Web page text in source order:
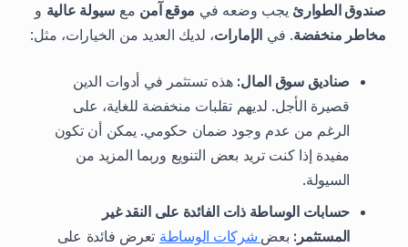
صندوق الطوارئيجب وضعه في موقع آمنمعسيولة عاليةو
مخاطر منخفضة. في الإمارات، لديك العديد من الخيارات، مثل:
صناديق سوق المال:هذه تستثمر في أدوات الدين
قصيرة الأجل. لديهم تقلبات منخفضة للغاية، على
الرغم من عدم وجود ضمان حكومي. يمكن أن تكون
مفيدة إذا كنت تريد بعض التنويع وربما المزيد من
السيولة.
حسابات الوساطة ذات الفائدة على النقد غير
المستثمر:بعضشركات الوساطةتعرض فائدة على